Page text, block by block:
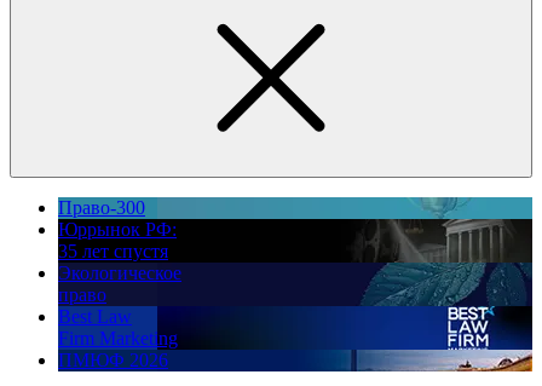
Право-300
Юррынок РФ:
35 лет спустя
Экологическое
право
Best Law
Firm Marketing
ПМЮФ 2026